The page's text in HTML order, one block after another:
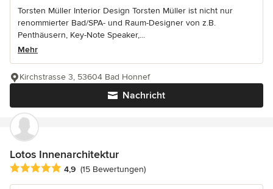
Torsten Müller Interior Design Torsten Müller ist nicht nur
renommierter Bad/SPA- und Raum-Designer von z.B.
Penthäusern, Key-Note Speaker,...
Mehr
Nachricht
Kirchstrasse 3, 53604 Bad Honnef
Lotos Innenarchitektur
Durchschnittliche Bewertung: 4.9 von 5 Sternen
4,9 (15 Bewertungen)